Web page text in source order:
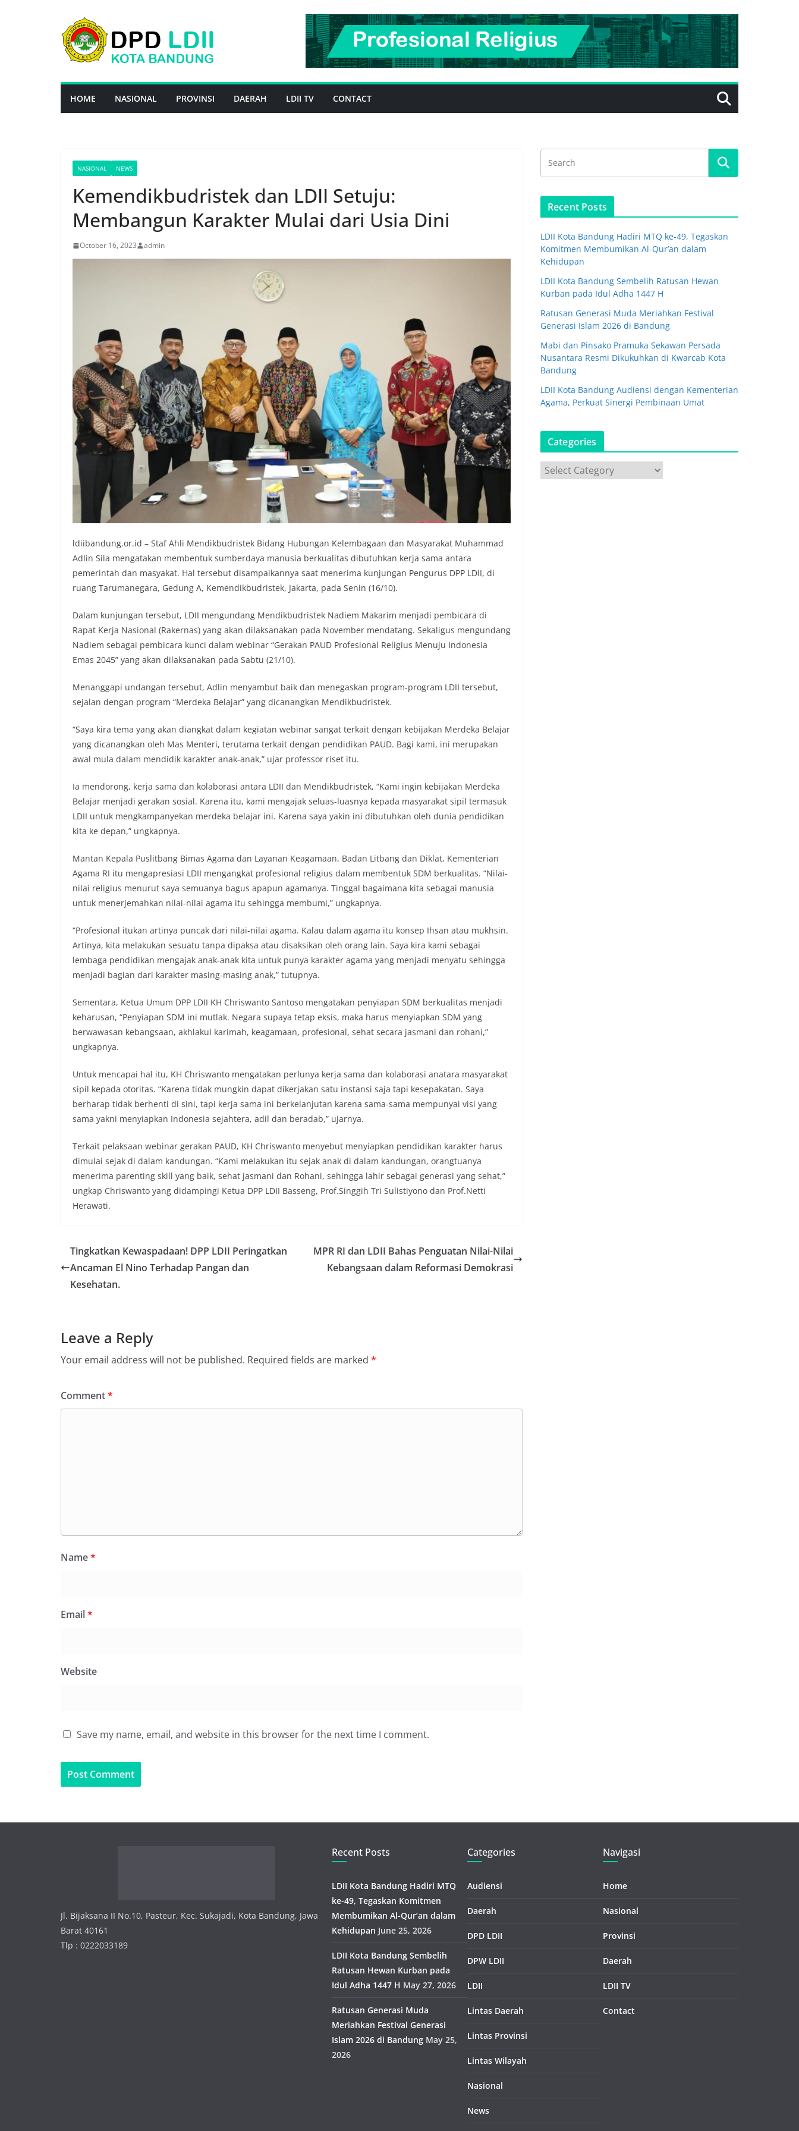
HOME NASIONAL PROVINSI DAERAH LDII TV CONTACT
NASIONAL NEWS
Kemendikbudristek dan LDII Setuju:
Membangun Karakter Mulai dari Usia Dini
October 16, 2023 admin
ldiibandung.or.id – Staf Ahli Mendikbudristek Bidang Hubungan Kelembagaan dan Masyarakat Muhammad
Adlin Sila mengatakan membentuk sumberdaya manusia berkualitas dibutuhkan kerja sama antara
pemerintah dan masyakat. Hal tersebut disampaikannya saat menerima kunjungan Pengurus DPP LDII, di
ruang Tarumanegara, Gedung A, Kemendikbudristek, Jakarta, pada Senin (16/10).
Dalam kunjungan tersebut, LDII mengundang Mendikbudristek Nadiem Makarim menjadi pembicara di
Rapat Kerja Nasional (Rakernas) yang akan dilaksanakan pada November mendatang. Sekaligus mengundang
Nadiem sebagai pembicara kunci dalam webinar “Gerakan PAUD Profesional Religius Menuju Indonesia
Emas 2045” yang akan dilaksanakan pada Sabtu (21/10).
Menanggapi undangan tersebut, Adlin menyambut baik dan menegaskan program-program LDII tersebut,
sejalan dengan program “Merdeka Belajar” yang dicanangkan Mendikbudristek.
“Saya kira tema yang akan diangkat dalam kegiatan webinar sangat terkait dengan kebijakan Merdeka Belajar
yang dicanangkan oleh Mas Menteri, terutama terkait dengan pendidikan PAUD. Bagi kami, ini merupakan
awal mula dalam mendidik karakter anak-anak,” ujar professor riset itu.
Ia mendorong, kerja sama dan kolaborasi antara LDII dan Mendikbudristek, “Kami ingin kebijakan Merdeka
Belajar menjadi gerakan sosial. Karena itu, kami mengajak seluas-luasnya kepada masyarakat sipil termasuk
LDII untuk mengkampanyekan merdeka belajar ini. Karena saya yakin ini dibutuhkan oleh dunia pendidikan
kita ke depan,” ungkapnya.
Mantan Kepala Puslitbang Bimas Agama dan Layanan Keagamaan, Badan Litbang dan Diklat, Kementerian
Agama RI itu mengapresiasi LDII mengangkat profesional religius dalam membentuk SDM berkualitas. “Nilai-
nilai religius menurut saya semuanya bagus apapun agamanya. Tinggal bagaimana kita sebagai manusia
untuk menerjemahkan nilai-nilai agama itu sehingga membumi,” ungkapnya.
“Profesional itukan artinya puncak dari nilai-nilai agama. Kalau dalam agama itu konsep Ihsan atau mukhsin.
Artinya, kita melakukan sesuatu tanpa dipaksa atau disaksikan oleh orang lain. Saya kira kami sebagai
lembaga pendidikan mengajak anak-anak kita untuk punya karakter agama yang menjadi menyatu sehingga
menjadi bagian dari karakter masing-masing anak,” tutupnya.
Sementara, Ketua Umum DPP LDII KH Chriswanto Santoso mengatakan penyiapan SDM berkualitas menjadi
keharusan, “Penyiapan SDM ini mutlak. Negara supaya tetap eksis, maka harus menyiapkan SDM yang
berwawasan kebangsaan, akhlakul karimah, keagamaan, profesional, sehat secara jasmani dan rohani,”
ungkapnya.
Untuk mencapai hal itu, KH Chriswanto mengatakan perlunya kerja sama dan kolaborasi anatara masyarakat
sipil kepada otoritas. “Karena tidak mungkin dapat dikerjakan satu instansi saja tapi kesepakatan. Saya
berharap tidak berhenti di sini, tapi kerja sama ini berkelanjutan karena sama-sama mempunyai visi yang
sama yakni menyiapkan Indonesia sejahtera, adil dan beradab,” ujarnya.
Terkait pelaksaan webinar gerakan PAUD, KH Chriswanto menyebut menyiapkan pendidikan karakter harus
dimulai sejak di dalam kandungan. “Kami melakukan itu sejak anak di dalam kandungan, orangtuanya
menerima parenting skill yang baik, sehat jasmani dan Rohani, sehingga lahir sebagai generasi yang sehat,”
ungkap Chriswanto yang didampingi Ketua DPP LDII Basseng, Prof.Singgih Tri Sulistiyono dan Prof.Netti
Herawati.
Tingkatkan Kewaspadaan! DPP LDII Peringatkan
Ancaman El Nino Terhadap Pangan dan
Kesehatan.
MPR RI dan LDII Bahas Penguatan Nilai-Nilai
Kebangsaan dalam Reformasi Demokrasi
Leave a Reply
Your email address will not be published. Required fields are marked *
Comment*
Name*
Email*
Website
Save my name, email, and website in this browser for the next time I comment.
Recent Posts
LDII Kota Bandung Hadiri MTQ ke-49, Tegaskan
Komitmen Membumikan Al-Qur’an dalam
Kehidupan
LDII Kota Bandung Sembelih Ratusan Hewan
Kurban pada Idul Adha 1447 H
Ratusan Generasi Muda Meriahkan Festival
Generasi Islam 2026 di Bandung
Mabi dan Pinsako Pramuka Sekawan Persada
Nusantara Resmi Dikukuhkan di Kwarcab Kota
Bandung
LDII Kota Bandung Audiensi dengan Kementerian
Agama, Perkuat Sinergi Pembinaan Umat
Categories
a
Jl. Bijaksana II No.10, Pasteur, Kec. Sukajadi, Kota Bandung, Jawa
Barat 40161
Tlp : 0222033189
Recent Posts
LDII Kota Bandung Hadiri MTQ
ke-49, Tegaskan Komitmen
Membumikan Al-Qur’an dalam
Kehidupan June 25, 2026
LDII Kota Bandung Sembelih
Ratusan Hewan Kurban pada
Idul Adha 1447 H May 27, 2026
Ratusan Generasi Muda
Meriahkan Festival Generasi
Islam 2026 di Bandung May 25,
2026
Categories
Audiensi
Daerah
DPD LDII
DPW LDII
LDII
Lintas Daerah
Lintas Provinsi
Lintas Wilayah
Nasional
News
Navigasi
Home
Nasional
Provinsi
Daerah
LDII TV
Contact